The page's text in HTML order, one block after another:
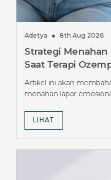
Adetya ● 8th Aug 2026
Strategi Menahan
Saat Terapi
Salah
Artikel ini akan
menahan lapar
LIHAT